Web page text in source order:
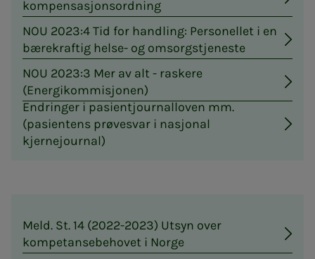
kompensasjonsordning
NOU 2023:4 Tid for handling: Personellet i en
bærekraftig helse- og omsorgstjeneste
NOU 2023:3 Mer av alt - raskere
(Energikommisjonen)
Endringer i pasientjournalloven mm.
(pasientens prøvesvar i nasjonal
kjernejournal)
Meld. St. 14 (2022-2023) Utsyn over
kompetansebehovet i Norge